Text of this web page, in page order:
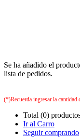
Se ha añadido el
lista de pedidos.
(*)Recuerda ingresar la cantidad
Total (0)
Ir al Carro
Seguir comprando